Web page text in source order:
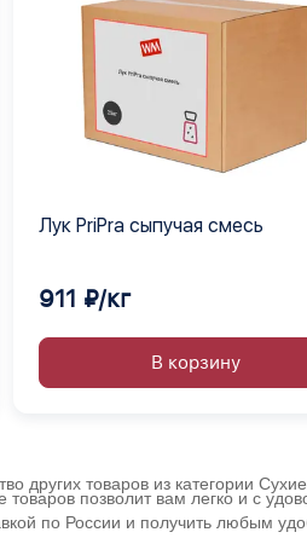
Лук PriPra сыпучая смесь
911 ₽/кг
В корзину
других товаров из категории
позволит вам легко и с
по России и получить любым